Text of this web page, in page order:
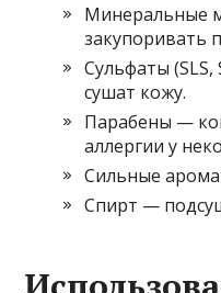
Минеральные
закупоривать
Сульфаты
сушат кожу.
Парабены —
аллергии у
Сильные
Спирт —